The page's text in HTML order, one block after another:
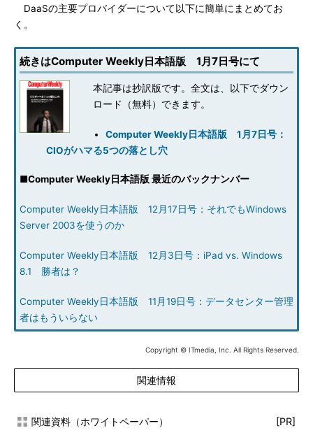
DaaSの主要プロバイダーについて以下に簡単にまとめてお
く。
続きはComputer Weekly日本語版 1月7日号にて
本記事は抄訳版です。全文は、以下でダウン
ロード（無料）できます。
Computer Weekly日本語版 1月7日号：
CIOがハマる5つの落とし穴
■Computer Weekly日本語版 最近のバックナンバー
Computer Weekly日本語版 12月17日号：それでもWindows
Server 2003を使うのか
Computer Weekly日本語版 12月3日号：iPad vs. Windows
8.1 勝者は？
Computer Weekly日本語版 11月19日号：データセンター管理
者はもういらない
Copyright © ITmedia, Inc. All Rights Reserved.
関連情報
関連資料（ホワイトペーパー） [PR]